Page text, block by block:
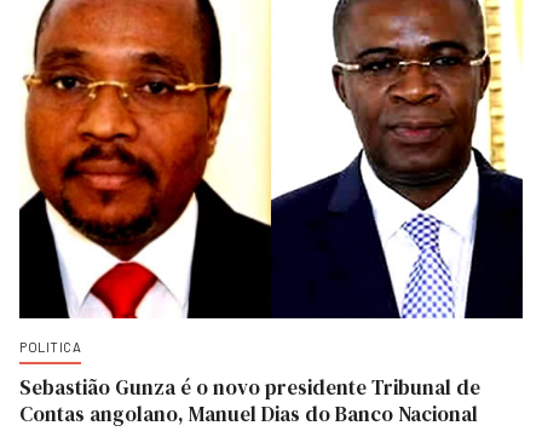
POLITICA
Sebastião Gunza é o novo presidente Tribunal de
Contas angolano, Manuel Dias do Banco Nacional